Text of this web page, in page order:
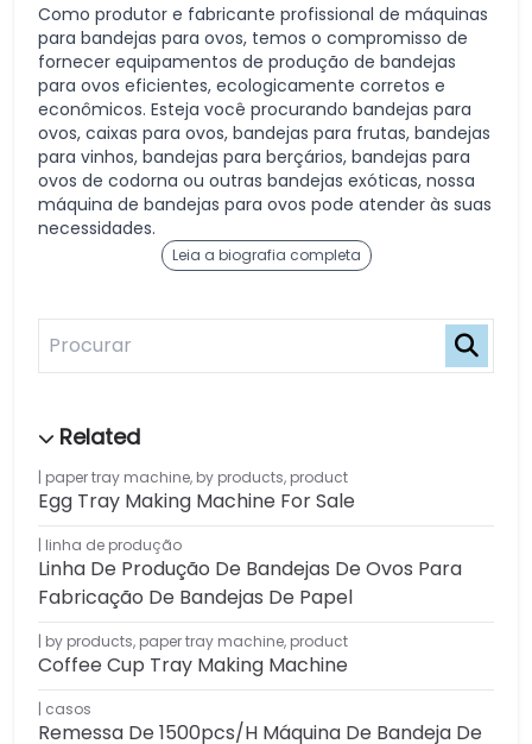
Como produtor e fabricante profissional de máquinas
para bandejas para ovos, temos o compromisso de
fornecer equipamentos de produção de bandejas
para ovos eficientes, ecologicamente corretos e
econômicos. Esteja você procurando bandejas para
ovos, caixas para ovos, bandejas para frutas, bandejas
para vinhos, bandejas para berçários, bandejas para
ovos de codorna ou outras bandejas exóticas, nossa
máquina de bandejas para ovos pode atender às suas
necessidades.
Leia a biografia completa
paper tray machine, by products, product
Egg Tray Making Machine For Sale
linha de produção
Linha De Produção De Bandejas De Ovos Para
Fabricação De Bandejas De Papel
by products, paper tray machine, product
Coffee Cup Tray Making Machine
casos
Remessa De 1500pcs/h Máquina De Bandeja De